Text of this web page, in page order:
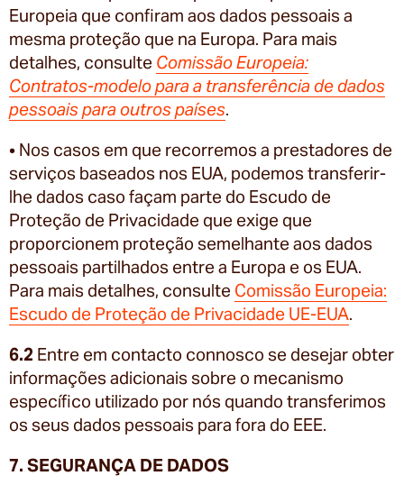
Europeia que confiram aos dados pessoais a
mesma proteção que na Europa. Para mais
detalhes, consulte Comissão Europeia:
Contratos-modelo para a transferência de dados
pessoais para outros países.
• Nos casos em que recorremos a prestadores de
serviços baseados nos EUA, podemos transferir-
lhe dados caso façam parte do Escudo de
Proteção de Privacidade que exige que
proporcionem proteção semelhante aos dados
pessoais partilhados entre a Europa e os EUA.
Para mais detalhes, consulte Comissão Europeia:
Escudo de Proteção de Privacidade UE-EUA.
6.2 Entre em contacto connosco se desejar obter
informações adicionais sobre o mecanismo
específico utilizado por nós quando transferimos
os seus dados pessoais para fora do EEE.
7. SEGURANÇA DE DADOS